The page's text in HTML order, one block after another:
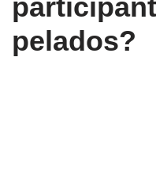
pelados?